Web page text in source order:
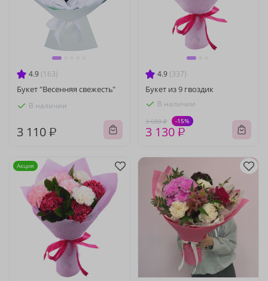
4.9 (163)
Букет "Весенняя свежесть"
В наличии
3 110 ₽
4.9 (337)
Букет из 9 гвоздик
В наличии
3 680 ₽ -15%
3 130 ₽
Акция